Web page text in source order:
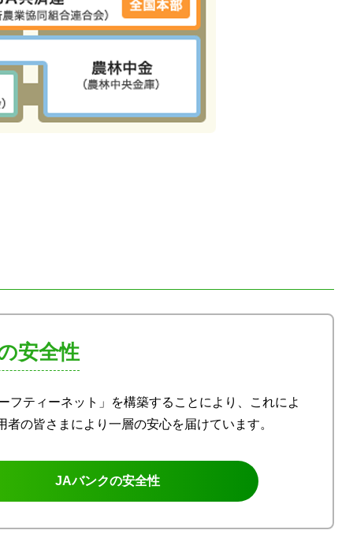
安全性
フティーネット」を構築することにより、これによ
者の皆さまにより一層の安心を届けています。
JAバンクの安全性